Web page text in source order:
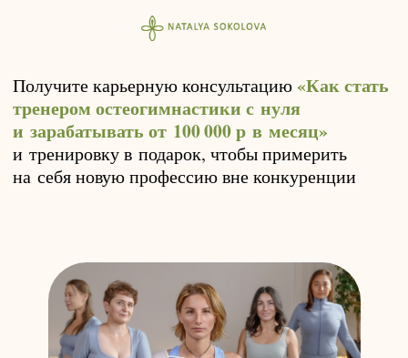
тренером остеогимнастики с нуля
и зарабатывать от 100 000 р в месяц»
и тренировку в подарок, чтобы примерить
на себя новую профессию вне конкуренции
Карьерная консультация